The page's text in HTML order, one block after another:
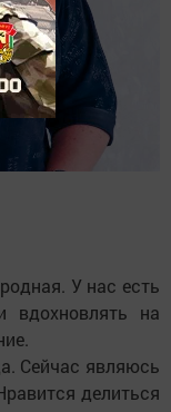
У нас есть
на
Сейчас являюсь
делиться